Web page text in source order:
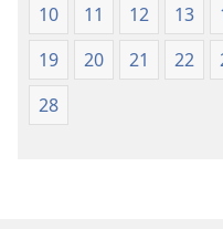
10
11 12 13
19
20 21 22
28